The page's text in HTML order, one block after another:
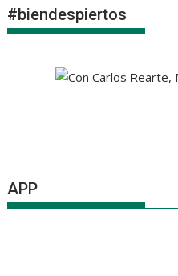
#biendespiertos
APP